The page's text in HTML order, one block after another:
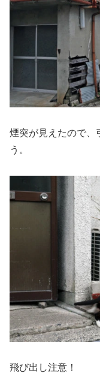
煙突が見えたので、
う。
飛び出し注意！